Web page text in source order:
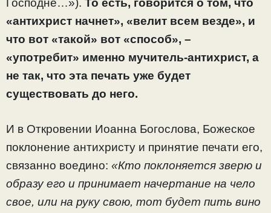
«антихрист начнет», «велит всем везде», и
что вот «такой» вот «способ», –
«употребит» именно мучитель-антихрист, а
не так, что эта печать уже будет
существовать до него.
И в Откровении Иоанна Богослова, Божеское
поклонение антихристу и принятие печати его,
связанно воедино: «Кто поклоняется зверю и
образу его и принимает начертание на чело
свое, или на руку свою, тот будет пить вино